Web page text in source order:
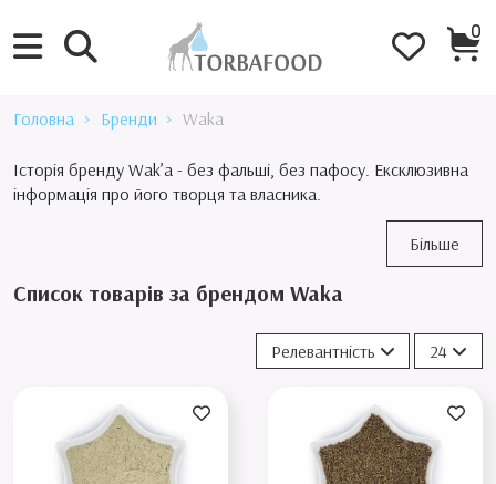
0
Головна Бренди Waka
Історія бренду Wak’a - без фальші, без пафосу. Ексклюзивна
інформація про його творця та власника.
Більше
Список товарів за брендом Waka
Релевантність 24